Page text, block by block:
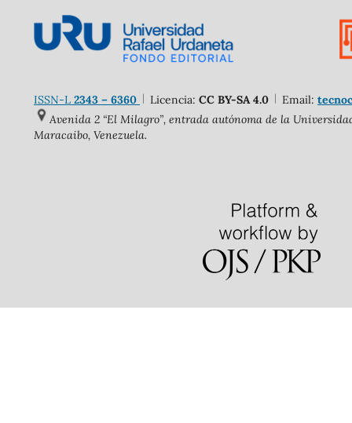
ISSN-L2343 – 6360 Licencia: CC BY-SA 4.0 Email:
Avenida 2 “El Milagro”, entrada autónoma de la
Maracaibo, Venezuela.